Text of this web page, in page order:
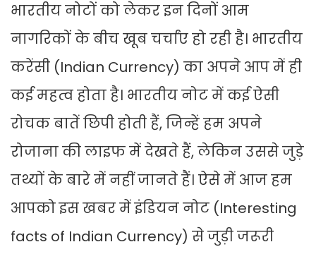
भारतीय नोटों को लेकर इन दिनों आम
नागरिकों के बीच खूब चर्चांए हो रही है। भारतीय
करेंसी (Indian Currency) का अपने आप में ही
कई महत्व होता है। भारतीय नोट में कई ऐसी
रोचक बातें छिपी होती हैं, जिन्हें हम अपने
रोजाना की लाइफ में देखते हैं, लेकिन उससे जुड़े
तथ्यों के बारे में नहीं जानते हैं। ऐसे में आज हम
आपको इस खबर में इंडियन नोट (Interesting
facts of Indian Currency) से जुड़ी जरूरी